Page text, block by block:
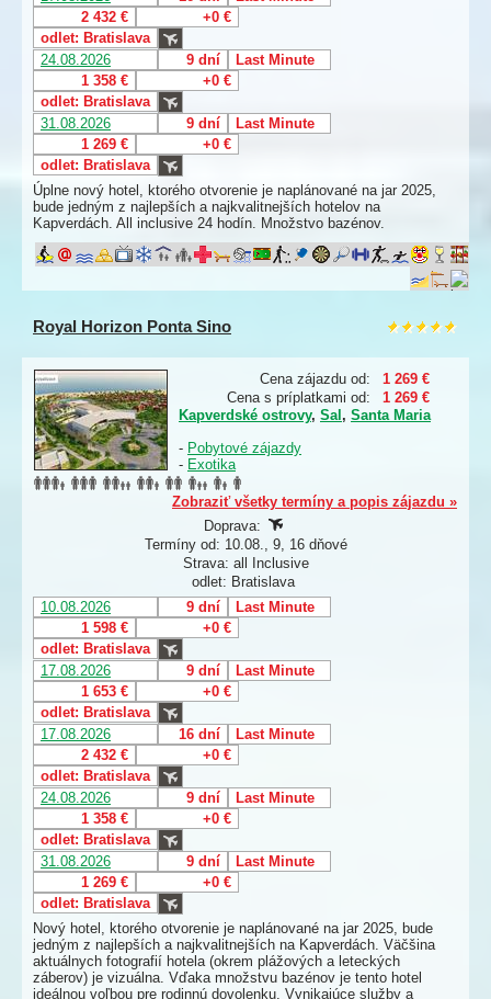
2 432 €
+0 €
odlet: Bratislava
24.08.2026
9 dní
Last Minute
1 358 €
+0 €
odlet: Bratislava
31.08.2026
9 dní
Last Minute
1 269 €
+0 €
odlet: Bratislava
Úplne nový hotel, ktorého otvorenie je naplánované na jar 2025,
bude jedným z najlepších a najkvalitnejších hotelov na
Kapverdách. All inclusive 24 hodín. Množstvo bazénov.
Royal Horizon Ponta Sino
Cena zájazdu od:
1 269 €
Cena s príplatkami od:
1 269 €
Kapverdské ostrovy, Sal , Santa Maria
- Pobytové zájazdy
- Exotika
Zobraziť všetky termíny a popis zájazdu »
Doprava:
Termíny od: 10.08., 9, 16 dňové
Strava: all Inclusive
odlet: Bratislava
10.08.2026
9 dní
Last Minute
1 598 €
+0 €
odlet: Bratislava
17.08.2026
9 dní
Last Minute
1 653 €
+0 €
odlet: Bratislava
17.08.2026
16 dní
Last Minute
2 432 €
+0 €
odlet: Bratislava
24.08.2026
9 dní
Last Minute
1 358 €
+0 €
odlet: Bratislava
31.08.2026
9 dní
Last Minute
1 269 €
+0 €
odlet: Bratislava
Nový hotel, ktorého otvorenie je naplánované na jar 2025, bude
jedným z najlepších a najkvalitnejších na Kapverdách. Väčšina
aktuálnych fotografií hotela (okrem plážových a leteckých
záberov) je vizuálna. Vďaka množstvu bazénov je tento hotel
ideálnou voľbou pre rodinnú dovolenku. Vynikajúce služby a